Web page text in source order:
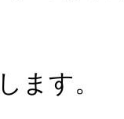
ます。